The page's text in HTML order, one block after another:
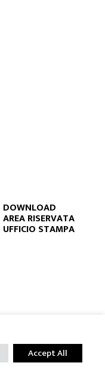
DOWNLOAD
AREA RISERVATA
UFFICIO STAMPA
Accept All